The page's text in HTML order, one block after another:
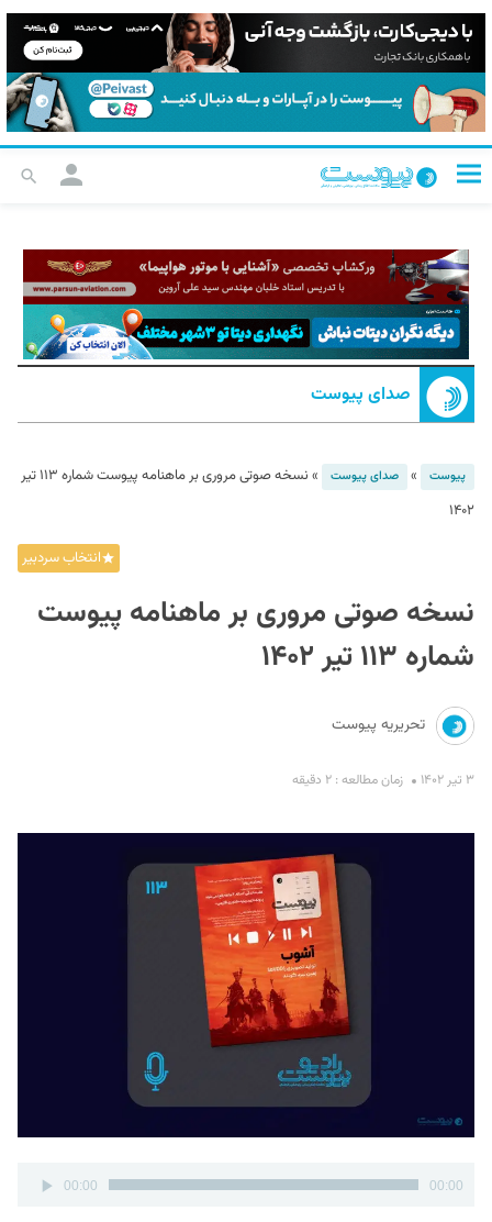
صدای پیوست
پیوست » صدای پیوست »
نسخه صوتی مروری بر ماهنامه پیوست شماره ۱۱۳ تیر
۱۴۰۲
انتخاب سردبیر
نسخه صوتی مروری بر ماهنامه پیوست
شماره ۱۱۳ تیر ۱۴۰۲
تحریریه پیوست
۳ تیر ۱۴۰۲ زمان مطالعه : ۲ دقیقه
پخش‌کننده
00:00 00:00